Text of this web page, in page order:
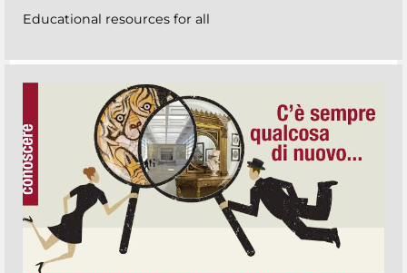
Educational resources for all